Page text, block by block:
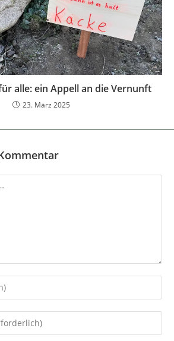
alle: ein Appell an die Vernunft
23. März 2025